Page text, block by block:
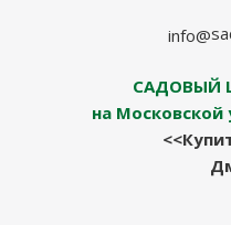
info@
САДОВЫЙ
на
<<Купить